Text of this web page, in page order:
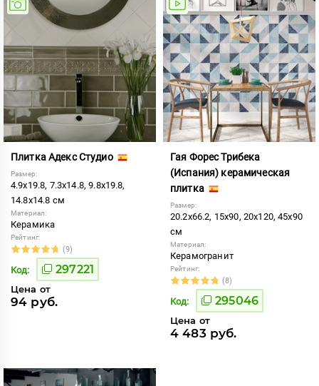
Плитка Адекс Студио
Размер:
4.9x19.8, 7.3x14.8, 9.8x19.8,
14.8x14.8 см
Материал:
Керамика
Рейтинг:
(9)
Код: 297221
Цена от
94 руб.
Гая Форес Трибека
(Испания) керамическая
плитка
Размер:
20.2x66.2, 15x90, 20x120, 45x90
см
Материал:
Керамогранит
Рейтинг:
(8)
Код: 295046
Цена от
4 483 руб.